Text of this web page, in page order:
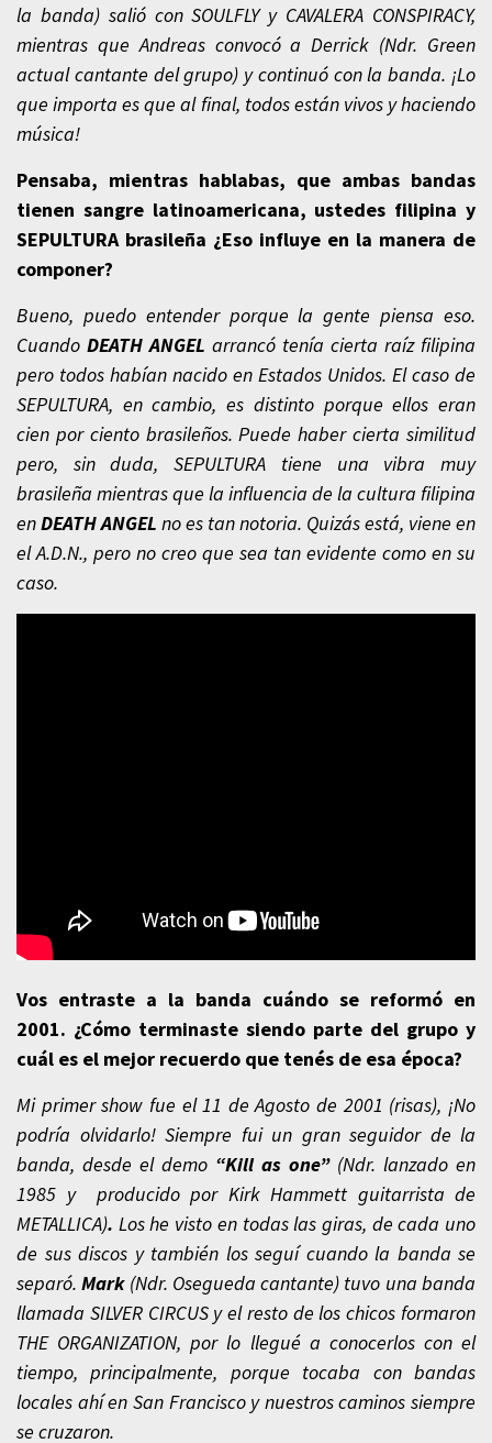
la banda) salió con SOULFLY y CAVALERA CONSPIRACY,
mientras que Andreas convocó a Derrick (Ndr. Green
actual cantante del grupo) y continuó con la banda. ¡Lo
que importa es que al final, todos están vivos y haciendo
música!
Pensaba, mientras hablabas, que ambas bandas
tienen sangre latinoamericana, ustedes filipina y
SEPULTURA brasileña ¿Eso influye en la manera de
componer?
Bueno, puedo entender porque la gente piensa eso.
Cuando DEATH ANGEL arrancó tenía cierta raíz filipina
pero todos habían nacido en Estados Unidos. El caso de
SEPULTURA, en cambio, es distinto porque ellos eran
cien por ciento brasileños. Puede haber cierta similitud
pero, sin duda, SEPULTURA tiene una vibra muy
brasileña mientras que la influencia de la cultura filipina
enDEATH ANGEL no es tan notoria. Quizás está, viene en
el A.D.N., pero no creo que sea tan evidente como en su
caso.
Vos entraste a la banda cuándo se reformó en
2001. ¿Cómo terminaste siendo parte del grupo y
cuál es el mejor recuerdo que tenés de esa época?
Mi primer show fue el 11 de Agosto de 2001 (risas), ¡No
podría olvidarlo! Siempre fui un gran seguidor de la
banda, desde el demo “Kill as one” (Ndr. lanzado en
1985 y producido por Kirk Hammett guitarrista de
METALLICA). Los he visto en todas las giras, de cada uno
de sus discos y también los seguí cuando la banda se
separó.Mark(Ndr. Osegueda cantante) tuvo una banda
llamada SILVER CIRCUS y el resto de los chicos formaron
THE ORGANIZATION, por lo llegué a conocerlos con el
tiempo, principalmente, porque tocaba con bandas
locales ahí en San Francisco y nuestros caminos siempre
se cruzaron.